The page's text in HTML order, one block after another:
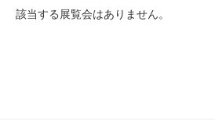
該当する展覧会はありません。